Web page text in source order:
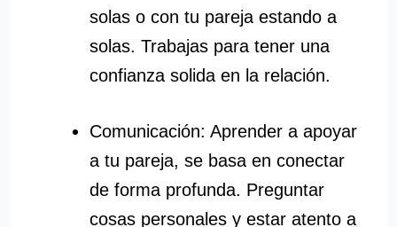
solas o con tu pareja estando a
solas. Trabajas para tener una
confianza solida en la relación.
Comunicación: Aprender a apoyar
a tu pareja, se basa en conectar
de forma profunda. Preguntar
cosas personales y estar atento a